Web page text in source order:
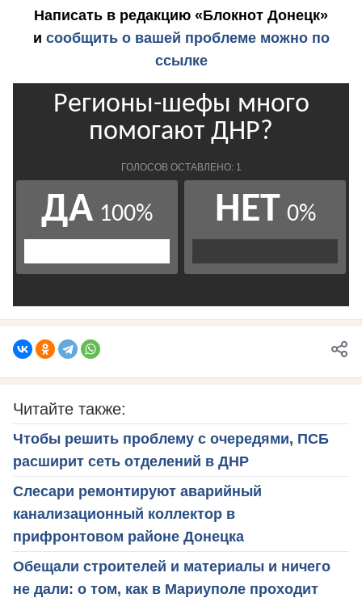
Написать в редакцию «Блокнот Донецк»
и сообщить о вашей проблеме можно по
ссылке
Читайте также:
Чтобы решить проблему с очередями, ПСБ
расширит сеть отделений в ДНР
Слесари ремонтируют аварийный
канализационный коллектор в
прифронтовом районе Донецка
Обещали строителей и материалы и ничего
не дали: о том, как в Мариуполе проходит